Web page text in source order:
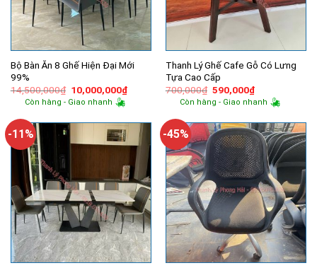
Bộ Bàn Ăn 8 Ghế Hiện Đại Mới
99%
14,500,000₫ Giá
gốc
là:
10,000,000₫Giá
hiện
10,000,000₫.
Còn hàng - Giao nhanh
Thanh Lý Ghế Cafe Gỗ Có Lưng
Tựa Cao Cấp
700,000₫ Giá
gốc
là:
590,000₫Giá
hiện
tại
590,000₫.
Còn hàng - Giao nhanh
-11% -45%